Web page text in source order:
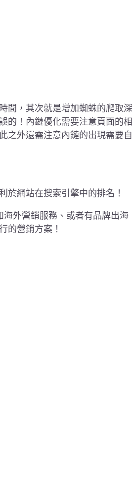
間，其次就是增加蜘蛛的爬取深
的！內鏈優化需要注意頁面的相
之外還需注意內鏈的出現需要自
於網站在搜索引擎中的排名！
外營銷服務、或者有品牌出海
的營銷方案！